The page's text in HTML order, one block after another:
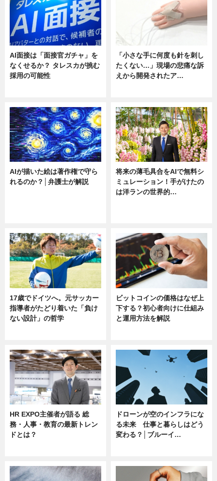
AI面接は「面接官ガチャ」を
なくせるか？ タレスカが挑む
採用の可能性
「小さな手に何度も針を刺し
たくない…」現場の悲痛な訴
えから開発されたア…
AIが描いた絵は著作権で守ら
れるのか？│弁護士が解説
将来の薄毛具合をAIで無料シ
ミュレーション！手がけたの
は洋ランの世界的…
17歳でドイツへ。元サッカー
指導者がたどり着いた「負け
ない設計」の哲学
ビットコインの価格はなぜ上
下する？初心者向けに仕組み
と運用方法を解説
HR EXPO主催者が語る 総
務・人事・教育の最新トレン
ドとは？
ドローンが空のインフラにな
る未来 仕事と暮らしはどう
変わる？│ブルーイ…